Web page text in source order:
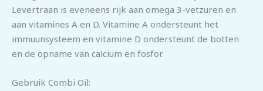
Levertraan is eveneens rijk aan omega 3-vetzuren en
aan vitamines A en D. Vitamine A ondersteunt het
immuunsysteem en vitamine D ondersteunt de botten
en de opname van calcium en fosfor.
Gebruik Combi Oil: